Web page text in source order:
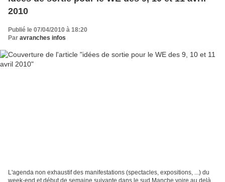
2010
Publié le 07/04/2010 à 18:20
Par avranches infos
L'agenda non exhaustif des manifestations (spectacles, expositions, ...) du
week-end et début de semaine suivante dans le sud Manche voire au delà.